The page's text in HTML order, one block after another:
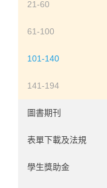
發展領域
社會與性格領域
臨床領域
神經心理領域
實驗認知領域
使用者經驗領域
心理計量領域
21-60
61-100
101-140
141-194
圖書期刊
1-60
61-120
表單下載及法規
學系事務
學生獎助金